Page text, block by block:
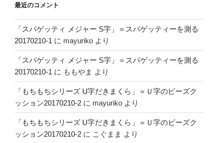
最近のコメント
「スパゲッティ メジャー S字」＝スパゲッティーを測る
20170210-1 に mayuriko より
「スパゲッティ メジャー S字」＝スパゲッティーを測る
20170210-1 に ももやま より
「もちもちシリーズ U字だきまくら」＝Ｕ字のビーズク
ッション20170210-2 に mayuriko より
「もちもちシリーズ U字だきまくら」＝Ｕ字のビーズク
ッション20170210-2 に こぐまま より